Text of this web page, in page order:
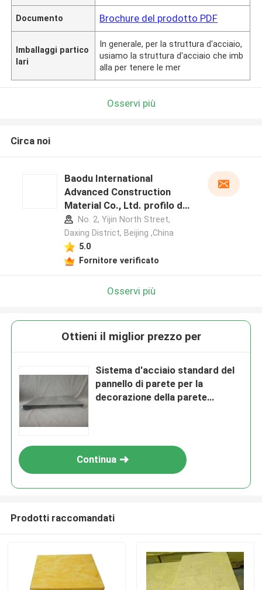
Documento Brochure del prodotto PDF
Imballaggi partico
lari
In generale, per la struttura d'acciaio,
usiamo la struttura d'acciaio che imb
alla per tenere le mer
Osservi più
Circa noi
Baodu International
Advanced Construction
Material Co., Ltd. profilo del
produttore
No. 2, Yijin North Street,
Daxing District, Beijing ,China
5.0
Fornitore verificato
Osservi più
Ottieni il miglior prezzo per
Sistema d'acciaio standard del
pannello di parete per la
decorazione della parete
Continua
Prodotti raccomandati